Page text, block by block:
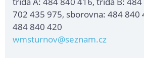
702 435 975, sborovna: 484 840
484 840 420
wmsturnov@seznam.cz